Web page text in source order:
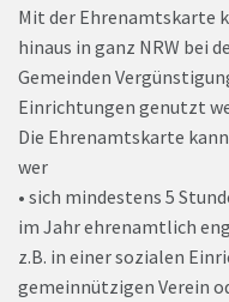
Mit der Ehrenamtskarte
hinaus in ganz NRW bei
Gemeinden
Einrichtungen genutzt
Die Ehrenamtskarte
• sich mindestens 5
im Jahr ehrenamtlich
z.B. in einer sozialen
gemeinnützigen Verein